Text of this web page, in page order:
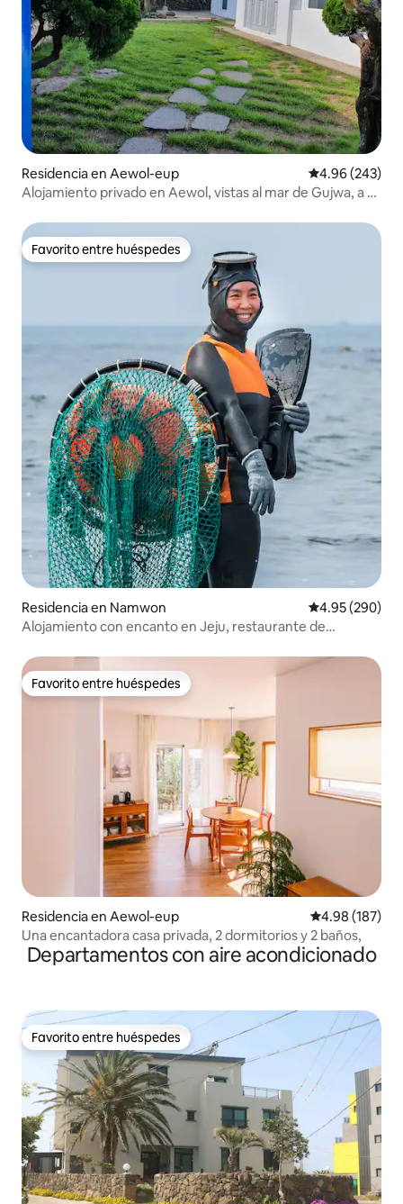
Residencia en Aewol-eup Calificación
4.96 (243)
Alojamiento privado en Aewol, vistas al mar de Gujwa, a 3
Favorito entre huéspedes
Favorito entre huéspedes
Residencia en Namwon Calificación
4.95 (290)
Alojamiento con encanto en Jeju, restaurante de
Haenyeo y Haenam.
Favorito entre huéspedes
Favorito entre huéspedes
Residencia en Aewol-eup Calificación
4.98 (187)
Una encantadora casa privada, 2 dormitorios y 2 baños,
Departamentos con aire acondicionado
Favorito entre huéspedes
Favorito entre huéspedes